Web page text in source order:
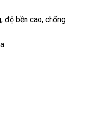
bền cao, chống